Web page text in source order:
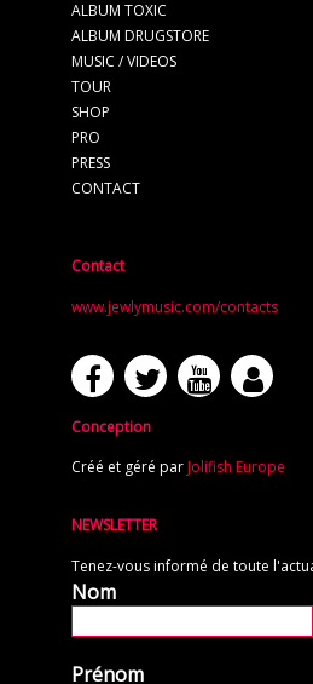
ALBUM TOXIC
ALBUM DRUGSTORE
MUSIC / VIDEOS
TOUR
SHOP
PRO
PRESS
CONTACT
Contact
www.jewlymusic.com/contacts
Conception
Créé et géré par Jolifish Europe
NEWSLETTER
Tenez-vous informé de toute
Nom
Prénom